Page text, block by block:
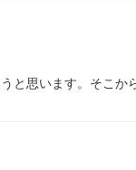
と思います。そこか